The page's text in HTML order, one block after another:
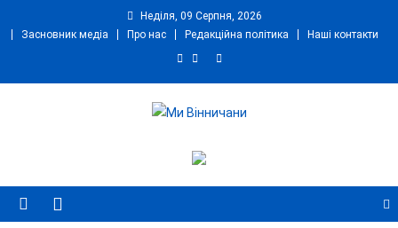
Неділя, 09 Серпня, 2026
Засновник медіа
Про нас Редакційна політика Наші контакти